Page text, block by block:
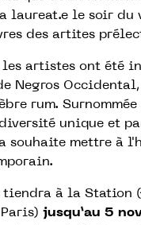
laureat.e le soir du
des artites
artistes ont été
Negros
rum.
unique et
souhaite mettre à
tiendra à la Station
jusqu’au 5